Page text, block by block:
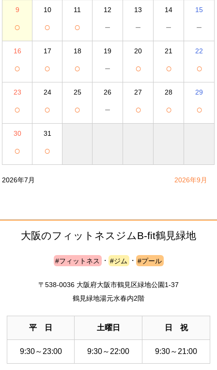
9
○
10
○
11
○
12
－
13
－
14
－
15
－
16
○
17
○
18
○
19
－
20
○
21
○
22
○
23
○
24
○
25
○
26
－
27
○
28
○
29
○
30
○
31
○
2026年7月 2026年9月
大阪のフィットネスジムB-fit鶴見緑地
#フィットネス ・ #ジム ・ #プール
〒538-0036 大阪府大阪市鶴見区緑地公園1-37
鶴見緑地湯元水春内2階
平 日 土曜日 日 祝
9:30～23:00 9:30～22:00 9:30～21:00